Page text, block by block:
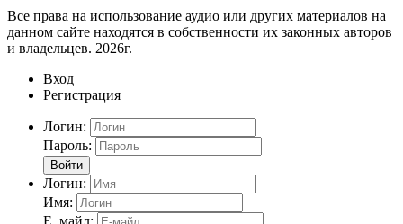
Все права на использование аудио или других материалов на
данном сайте находятся в собственности их законных авторов
и владельцев. 2026г.
Вход
Регистрация
Логин:
Пароль:
Войти
Логин:
Имя: